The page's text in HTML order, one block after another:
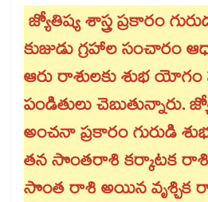
జ్యోతిష్య శాస్త్ర ప్రకారం
కుజుడు గ్రహాల సంచారం
ఆరు రాశులకు శుభ యోగం
పండితులు చెబుతున్నారు.
అంచనా ప్రకారం గురుడి శుభ
తన సొంతరాశి కర్కాటక
సొంత రాశి అయిన వృశ్చిక